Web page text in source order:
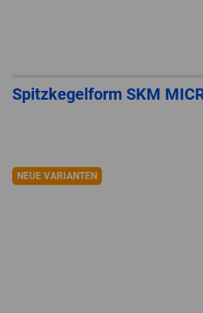
Spitzkegelform SKM
NEUE VARIANTEN